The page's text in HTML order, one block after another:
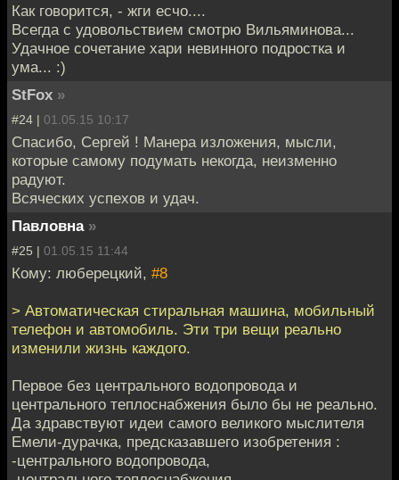
Как говорится, - жги есчо....
Всегда с удовольствием смотрю Вильяминова...
Удачное сочетание хари невинного подростка и
ума... :)
StFox »
#24 | 01.05.15 10:17
Спасибо, Сергей ! Манера изложения, мысли,
которые самому подумать некогда, неизменно
радуют.
Всяческих успехов и удач.
Павловна »
#25 | 01.05.15 11:44
Кому: люберецкий, #8
> Автоматическая стиральная машина, мобильный
телефон и автомобиль. Эти три вещи реально
изменили жизнь каждого.
Первое без центрального водопровода и
центрального теплоснабжения было бы не реально.
Да здравствуют идеи самого великого мыслителя
Емели-дурачка, предсказавшего изобретения :
-центрального водопровода,